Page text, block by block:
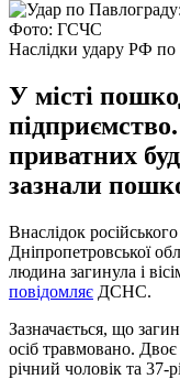
Фото: ГСЧС
Наслідки удару РФ по
У місті
приватних
зазнали
Внаслідок
Дніпропетровської
людина загинула і
повідомляє ДСНС.
Зазначається, що
осіб травмовано. Двоє
річний чоловік та 37-